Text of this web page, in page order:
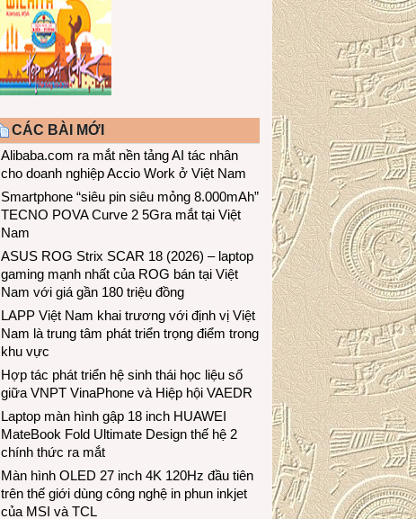
CÁC BÀI MỚI
Alibaba.com ra mắt nền tảng AI tác nhân
cho doanh nghiệp Accio Work ở Việt Nam
Smartphone “siêu pin siêu mỏng 8.000mAh”
TECNO POVA Curve 2 5Gra mắt tại Việt
Nam
ASUS ROG Strix SCAR 18 (2026) – laptop
gaming mạnh nhất của ROG bán tại Việt
Nam với giá gần 180 triệu đồng
LAPP Việt Nam khai trương với định vị Việt
Nam là trung tâm phát triển trọng điểm trong
khu vực
Hợp tác phát triển hệ sinh thái học liệu số
giữa VNPT VinaPhone và Hiệp hội VAEDR
Laptop màn hình gập 18 inch HUAWEI
MateBook Fold Ultimate Design thế hệ 2
chính thức ra mắt
Màn hình OLED 27 inch 4K 120Hz đầu tiên
trên thế giới dùng công nghệ in phun inkjet
của MSI và TCL